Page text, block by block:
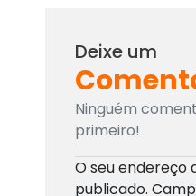
Deixe um
Ninguém
primeiro!
O seu endereço
publicado.